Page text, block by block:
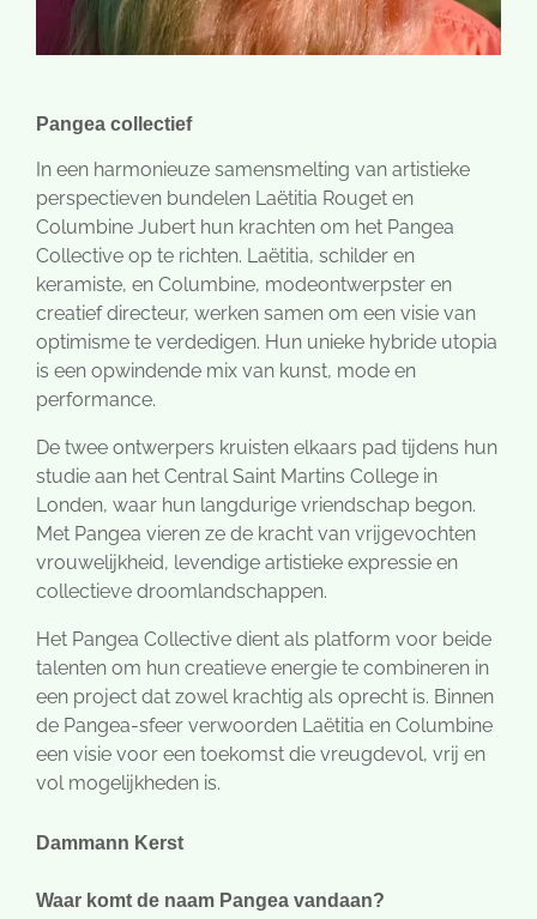
Pangea collectief
In een harmonieuze samensmelting van artistieke
perspectieven bundelen Laëtitia Rouget en
Columbine Jubert hun krachten om het Pangea
Collective op te richten. Laëtitia, schilder en
keramiste, en Columbine, modeontwerpster en
creatief directeur, werken samen om een visie van
optimisme te verdedigen. Hun unieke hybride utopia
is een opwindende mix van kunst, mode en
performance.
De twee ontwerpers kruisten elkaars pad tijdens hun
studie aan het Central Saint Martins College in
Londen, waar hun langdurige vriendschap begon.
Met Pangea vieren ze de kracht van vrijgevochten
vrouwelijkheid, levendige artistieke expressie en
collectieve droomlandschappen.
Het Pangea Collective dient als platform voor beide
talenten om hun creatieve energie te combineren in
een project dat zowel krachtig als oprecht is. Binnen
de Pangea-sfeer verwoorden Laëtitia en Columbine
een visie voor een toekomst die vreugdevol, vrij en
vol mogelijkheden is.
Dammann Kerst
Waar komt de naam Pangea vandaan?